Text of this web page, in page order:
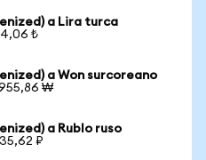
a Lira turca
₺
a Won surcoreano
₩
a Rublo ruso
₽